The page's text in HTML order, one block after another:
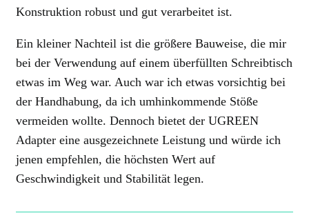
Konstruktion robust und gut verarbeitet ist.
Ein kleiner Nachteil ist die größere Bauweise, die mir
bei der Verwendung auf einem überfüllten Schreibtisch
etwas im Weg war. Auch war ich etwas vorsichtig bei
der Handhabung, da ich umhinkommende Stöße
vermeiden wollte. Dennoch bietet der UGREEN
Adapter eine ausgezeichnete Leistung und würde ich
jenen empfehlen, die höchsten Wert auf
Geschwindigkeit und Stabilität legen.